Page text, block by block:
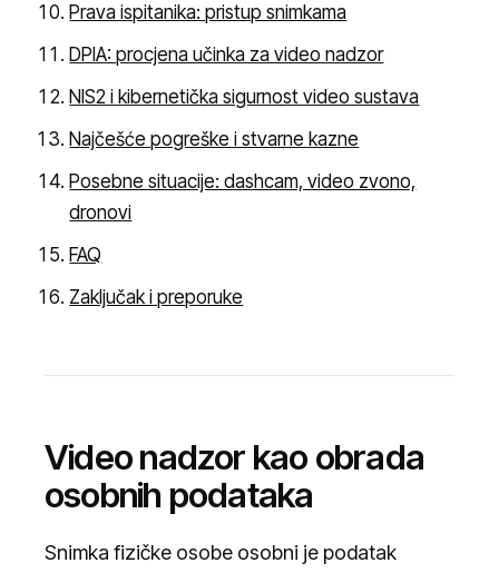
Prava ispitanika: pristup snimkama
DPIA: procjena učinka za video nadzor
NIS2 i kibernetička sigurnost video sustava
Najčešće pogreške i stvarne kazne
Posebne situacije: dashcam, video zvono,
dronovi
FAQ
Zaključak i preporuke
Video nadzor kao obrada
osobnih podataka
Snimka fizičke osobe osobni je podatak